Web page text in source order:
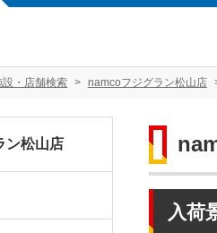
設・店舗検索 namcoフジグラン松山店
入荷
ン松山店